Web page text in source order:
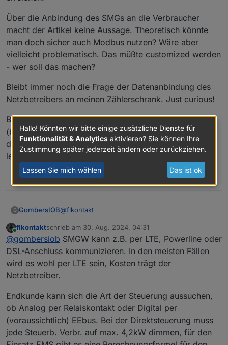
Über die Anbindung des SMGs an die Verbraucher
macht der Artikel keine Aussage. Theoretisch könnte
man doch sicher auch Modbus nutzen? Wäre aber
vielleicht problematisch. Das müßte customized werden
- wer soll das machen?
Bleibt immer noch die Frage der Datenanbindung des
Netzbetreibers an meinen Zählerschrank. Just curious!
Bezüglich der Effektivität des Ladens aus dem Netz
(bezieht sich auf dynamische Strompreise, aber
dennoch interessant) finde ichdieses Videoganz
lehrreich.
0
G GombersIOB@flkontakt
Hierfür bekommt man vom Netzbetreiber
ein Smart-Meter-Gateway und eine
Steuerbox eingebaut (Stichwort Intelligentes
Messsystem),kostet dem Kunden ca. 50€
Darum drehte sich meine Frage. Wie
kommuniziert das Smart-Meter-Gateway mit dem
verstanden, dass ich mir als Betreiber die
Ansteuerung aussuchen kann. Entweder direkt
den Verbraucher ansteuern oder ein EMS
verwenden. Im letzteren Fall „fordert“ der
Netzbetreiber eine Reduktion des Ladestroms um
eine gewisse Menge und das EMS legt fest
Über die Anbindung des SMGs an die
Verbraucher macht der Artikel keine Aussage.
Theoretisch könnte man doch sicher auch
Modbus nutzen? Wäre aber vielleicht
problematisch. Das müßte customized werden -
wer soll das machen?
Bleibt immer noch die Frage der Datenanbindung
des Netzbetreibers an meinen Zählerschrank.
Just curious!
Bezüglich der Effektivität des Ladens aus dem
Netz (bezieht sich auf dynamische Strompreise,
Online
flkontaktschrieb am 30. Aug. 2024, 04:31
zuletzt editiert von
@gombersiob SMGW kann z.B. per LTE, Powerline oder
DSL-Anschluss kommunizieren. In den meisten Fällen
wird es wohl per LTE sein, Kosten trägt der
Netzbetreiber.
Endkunde kann sich die Art der Steuerung aussuchen,
ob Analog per Relaiskontakt oder Digital per
(voraussichtlich) EEbus. Bei der Direktsteuerung muss
jede Steuerb. Verbr. auf max. 4,2kW dimmen, für den
Hallo! Könnten wir bitte einige zusätzliche Dienste für
Funktionalität & Analytics aktivieren? Sie können Ihre
Zustimmung später jederzeit ändern oder zurückziehen.
Lassen Sie mich wählen Das ist ok